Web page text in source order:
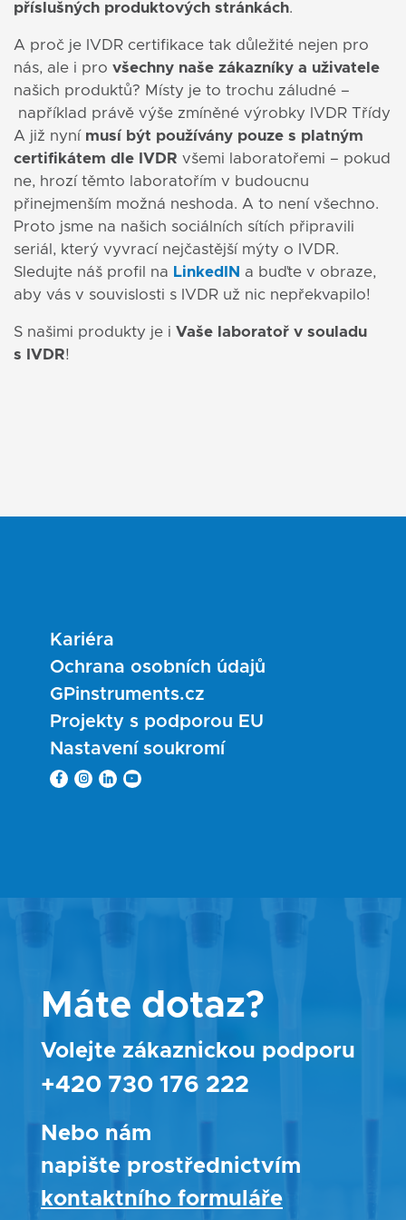
příslušných produktových stránkách.
A proč je IVDR certifikace tak důležité nejen pro
nás, ale i pro všechny naše zákazníky a uživatele
našich produktů? Místy je to trochu záludné –
například právě výše zmíněné výrobky IVDR Třídy
A již nyní musí být používány pouze s platným
certifikátem dle IVDR všemi laboratořemi – pokud
ne, hrozí těmto laboratořím v budoucnu
přinejmenším možná neshoda. A to není všechno.
Proto jsme na našich sociálních sítích připravili
seriál, který vyvrací nejčastější mýty o IVDR.
Sledujte náš profil na LinkedIN a buďte v obraze,
aby vás v souvislosti s IVDR už nic nepřekvapilo!
S našimi produkty je i Vaše laboratoř v souladu
s IVDR!
Kariéra
Ochrana osobních údajů
GPinstruments.cz
Projekty s podporou EU
Nastavení soukromí
Máte dotaz?
Volejte zákaznickou podporu
+420 730 176 222
Nebo nám
napište prostřednictvím
kontaktního formuláře